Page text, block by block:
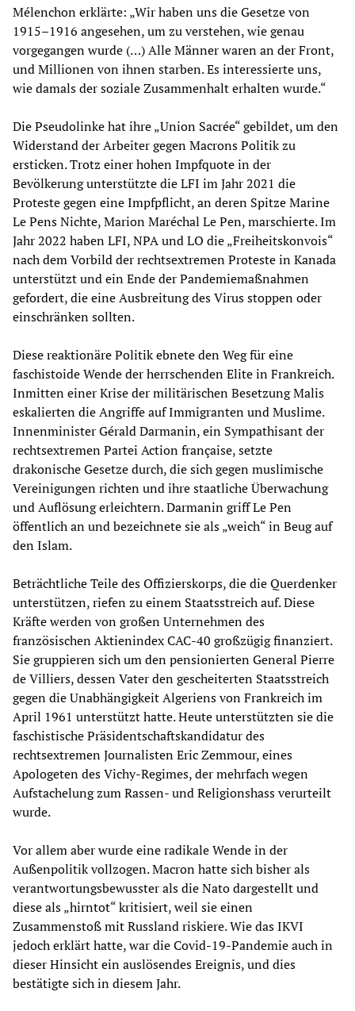
Mélenchon erklärte: „Wir haben uns die Gesetze von
1915–1916 angesehen, um zu verstehen, wie genau
vorgegangen wurde (…) Alle Männer waren an der Front,
und Millionen von ihnen starben. Es interessierte uns,
wie damals der soziale Zusammenhalt erhalten wurde.“
Die Pseudolinke hat ihre „Union Sacrée“ gebildet, um den
Widerstand der Arbeiter gegen Macrons Politik zu
ersticken. Trotz einer hohen Impfquote in der
Bevölkerung unterstützte die LFI im Jahr 2021 die
Proteste gegen eine Impfpflicht, an deren Spitze Marine
Le Pens Nichte, Marion Maréchal Le Pen, marschierte. Im
Jahr 2022 haben LFI, NPA und LO die „Freiheitskonvois“
nach dem Vorbild der rechtsextremen Proteste in Kanada
unterstützt und ein Ende der Pandemiemaßnahmen
gefordert, die eine Ausbreitung des Virus stoppen oder
einschränken sollten.
Diese reaktionäre Politik ebnete den Weg für eine
faschistoide Wende der herrschenden Elite in Frankreich.
Inmitten einer Krise der militärischen Besetzung Malis
eskalierten die Angriffe auf Immigranten und Muslime.
Innenminister Gérald Darmanin, ein Sympathisant der
rechtsextremen Partei Action française, setzte
drakonische Gesetze durch, die sich gegen muslimische
Vereinigungen richten und ihre staatliche Überwachung
und Auflösung erleichtern. Darmanin griff Le Pen
öffentlich an und bezeichnete sie als „weich“ in Beug auf
den Islam.
Beträchtliche Teile des Offizierskorps, die die Querdenker
unterstützen, riefen zu einem Staatsstreich auf. Diese
Kräfte werden von großen Unternehmen des
französischen Aktienindex CAC-40 großzügig finanziert.
Sie gruppieren sich um den pensionierten General Pierre
de Villiers, dessen Vater den gescheiterten Staatsstreich
gegen die Unabhängigkeit Algeriens von Frankreich im
April 1961 unterstützt hatte. Heute unterstützten sie die
faschistische Präsidentschaftskandidatur des
rechtsextremen Journalisten Eric Zemmour, eines
Apologeten des Vichy-Regimes, der mehrfach wegen
Aufstachelung zum Rassen- und Religionshass verurteilt
wurde.
Vor allem aber wurde eine radikale Wende in der
Außenpolitik vollzogen. Macron hatte sich bisher als
verantwortungsbewusster als die Nato dargestellt und
diese als „hirntot“ kritisiert, weil sie einen
Zusammenstoß mit Russland riskiere. Wie das IKVI
jedoch erklärt hatte, war die Covid-19-Pandemie auch in
dieser Hinsicht ein auslösendes Ereignis, und dies
bestätigte sich in diesem Jahr.